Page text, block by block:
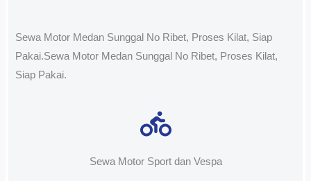
Sewa Motor Medan Sunggal No Ribet, Proses Kilat, Siap
Pakai.Sewa Motor Medan Sunggal No Ribet, Proses Kilat,
Siap Pakai.
Sewa Motor Sport dan Vespa